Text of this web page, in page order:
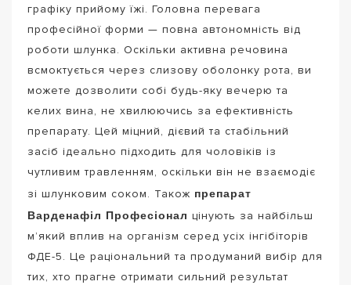
графіку прийому їжі. Головна перевага
професійної форми — повна автономність від
роботи шлунка. Оскільки активна речовина
всмоктується через слизову оболонку рота, ви
можете дозволити собі будь-яку вечерю та
келих вина, не хвилюючись за ефективність
препарату. Цей міцний, дієвий та стабільний
засіб ідеально підходить для чоловіків із
чутливим травленням, оскільки він не взаємодіє
зі шлунковим соком. Також препарат
Варденафіл Професіонал цінують за найбільш
м’який вплив на організм серед усіх інгібіторів
ФДЕ-5. Це раціональний та продуманий вибір для
тих, хто прагне отримати сильний результат